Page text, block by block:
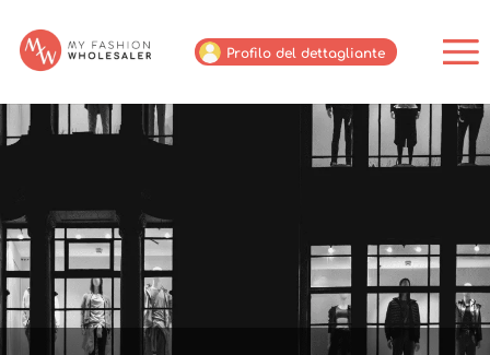
Profilo del dettagliante